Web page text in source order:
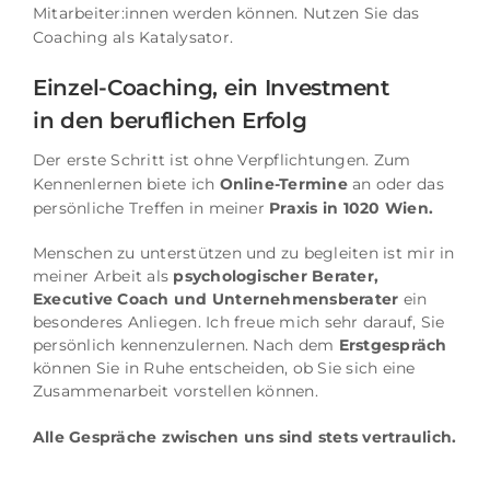
Mitarbeiter:innen werden können. Nutzen Sie das
Coaching als Katalysator.
Einzel-Coaching, ein Investment
in den beruflichen Erfolg
Der erste Schritt ist ohne Verpflichtungen. Zum
Kennenlernen biete ich Online-Terminean oder das
persönliche Treffen in meiner Praxis in 1020 Wien.
Menschen zu unterstützen und zu begleiten ist mir in
meiner Arbeit als psychologischer Berater,
Executive Coach und Unternehmensberater ein
besonderes Anliegen. Ich freue mich sehr darauf, Sie
persönlich kennenzulernen. Nach dem Erstgespräch
können Sie in Ruhe entscheiden, ob Sie sich eine
Zusammenarbeit vorstellen können.
Alle Gespräche zwischen uns sind stets vertraulich.